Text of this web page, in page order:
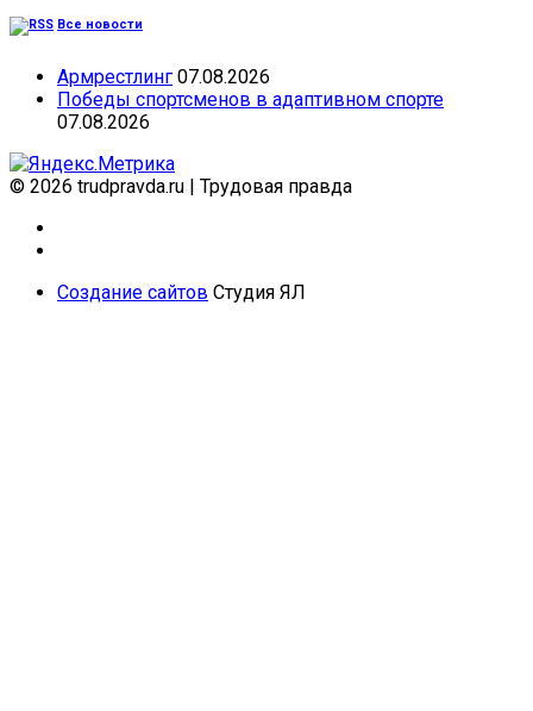
Все новости
Армрестлинг 07.08.2026
Победы спортсменов в адаптивном спорте
07.08.2026
© 2026 trudpravda.ru Трудовая правда
Создание сайтов Студия ЯЛ